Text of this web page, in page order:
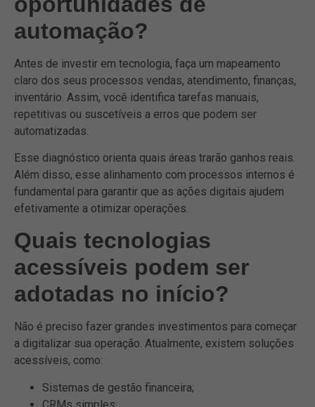
automação?
Antes de investir em tecnologia, faça um mapeamento
claro dos seus processos vendas, atendimento, finanças,
inventário. Assim, você identifica tarefas manuais,
repetitivas ou suscetíveis a erros que podem ser
automatizadas.
Esse diagnóstico orienta quais áreas trarão ganhos reais.
Além disso, esse alinhamento com processos internos é
fundamental para garantir que as ações digitais ajudem
efetivamente a otimizar operações.
Quais tecnologias
acessíveis podem ser
adotadas no início?
Não é preciso fazer grandes investimentos para começar
a digitalizar sua operação. Atualmente, existem soluções
acessíveis, como:
Sistemas de gestão financeira;